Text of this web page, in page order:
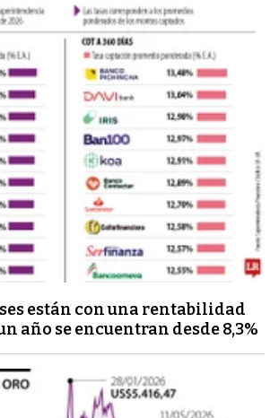
están con una rentabilidad
año se encuentran desde 8,3%